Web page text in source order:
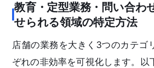
教育・定型業務・問い合わ
せられる領域の特定方法
店舗の業務を大きく3つのカテゴ
ぞれの非効率を可視化します。以